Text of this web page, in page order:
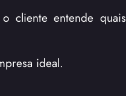
cliente entende quais
ideal.